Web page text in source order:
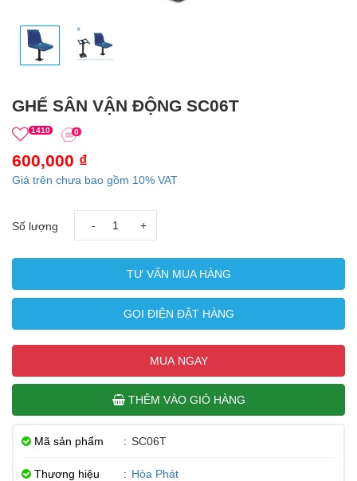
GHẾ SÂN VẬN ĐỘNG SC06T
1410 0
600,000 ₫
Giá trên chưa bao gồm 10% VAT
Số lượng - +
TƯ VẤN MUA HÀNG
GỌI ĐIỆN ĐẶT HÀNG
MUA NGAY
THÊM VÀO GIỎ HÀNG
Mã sản phẩm : SC06T
Thương hiệu : Hòa Phát